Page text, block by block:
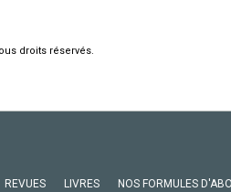
droits réservés.
REVUES LIVRES NOS FORMULES